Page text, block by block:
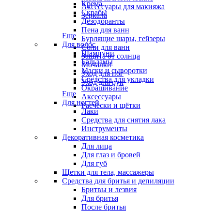
Аксессуары для макияжа
Зеркала
Крема
Скрабы
Дезодоранты
Пена для ванн
Бурлящие шары, гейзеры
Соли для ванн
Защита от солнца
Мочалки
Уход для ног
Уход для рук
Еще
Для волос
Шампуни
Бальзамы
Маски и сыворотки
Средства для укладки
Окрашивание
Аксессуары
Расчёски и щётки
Еще
Для ногтей
Лаки
Средства для снятия лака
Инструменты
Декоративная косметика
Для лица
Для глаз и бровей
Для губ
Щетки для тела, массажеры
Средства для бритья и депиляции
Бритвы и лезвия
Для бритья
После бритья